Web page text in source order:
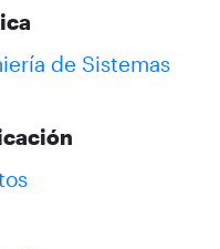
de Sistemas